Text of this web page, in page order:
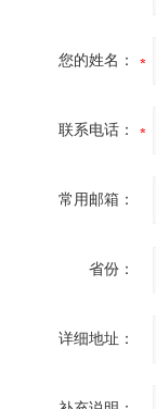
您的姓名：
联系电话：
常用邮箱：
省份：
详细地址：